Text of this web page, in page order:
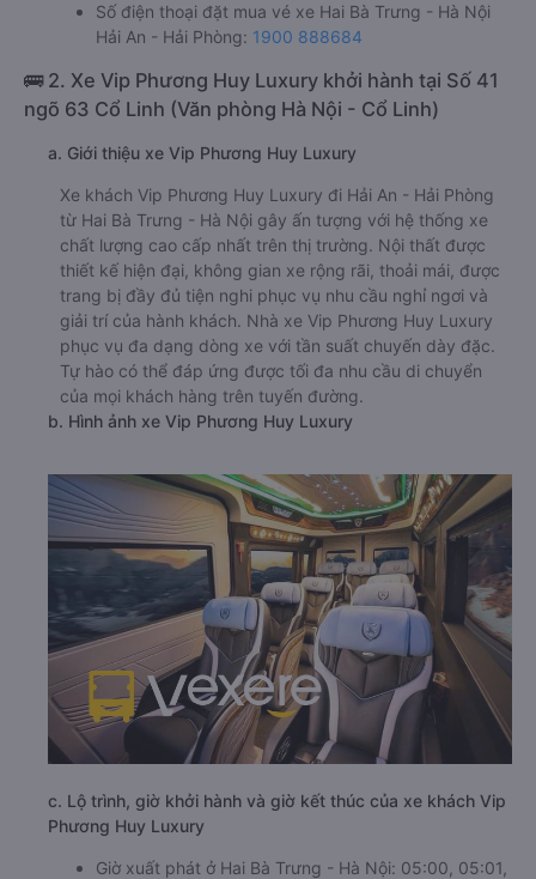
Số điện thoại đặt mua vé xe Hai Bà Trưng - Hà Nội
Hải An - Hải Phòng: 1900 888684
🚌 2. Xe Vip Phương Huy Luxury khởi hành tại Số 41
ngõ 63 Cổ Linh (Văn phòng Hà Nội - Cổ Linh)
a. Giới thiệu xe Vip Phương Huy Luxury
Xe khách Vip Phương Huy Luxury đi Hải An - Hải Phòng
từ Hai Bà Trưng - Hà Nội gây ấn tượng với hệ thống xe
chất lượng cao cấp nhất trên thị trường. Nội thất được
thiết kế hiện đại, không gian xe rộng rãi, thoải mái, được
trang bị đầy đủ tiện nghi phục vụ nhu cầu nghỉ ngơi và
giải trí của hành khách. Nhà xe Vip Phương Huy Luxury
phục vụ đa dạng dòng xe với tần suất chuyến dày đặc.
Tự hào có thể đáp ứng được tối đa nhu cầu di chuyển
của mọi khách hàng trên tuyến đường.
b. Hình ảnh xe Vip Phương Huy Luxury
c. Lộ trình, giờ khởi hành và giờ kết thúc của xe khách Vip
Phương Huy Luxury
Giờ xuất phát ở Hai Bà Trưng - Hà Nội: 05:00, 05:01,